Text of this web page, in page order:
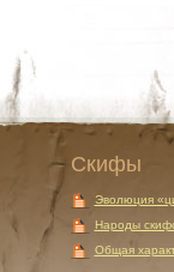
Скифы
Эволюция
Народы
Общая